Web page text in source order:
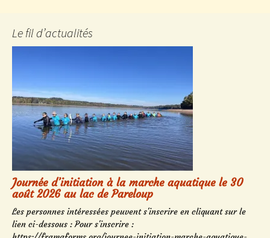
Le fil d’actualités
Journée d’initiation à la marche aquatique le 30
août 2026 au lac de Pareloup
Les personnes intéressées peuvent s'inscrire en cliquant sur le
lien ci-dessous : Pour s'inscrire :